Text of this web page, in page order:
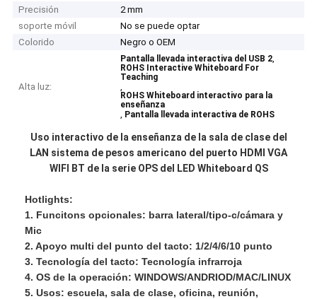
Precisión
2 mm
soporte móvil
No se puede optar
Colorido
Negro o OEM
Alta luz:
Pantalla llevada interactiva del USB 2,
ROHS Interactive Whiteboard For
Teaching
,
ROHS Whiteboard interactivo para la
enseñanza
, Pantalla llevada interactiva de ROHS
Uso interactivo de la enseñanza de la sala de clase del
LAN sistema de pesos americano del puerto HDMI VGA
WIFI BT de la serie OPS del LED Whiteboard QS
Hotlights:
1. Funcitons opcionales: barra lateral/tipo-c/cámara y
Mic
2. Apoyo multi del punto del tacto: 1/2/4/6/10 punto
3. Tecnología del tacto: Tecnología infrarroja
4. OS de la operación: WINDOWS/ANDRIOD/MAC/LINUX
5. Usos: escuela, sala de clase, oficina, reunión,